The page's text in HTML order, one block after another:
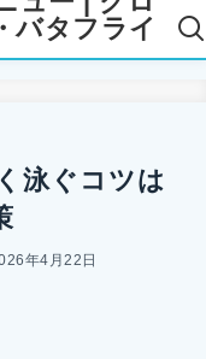
バタフライ
泳ぐコツは
年4月22日